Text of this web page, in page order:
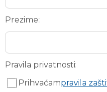
Prezime:
Pravila privatnosti:
Prihvaćampravila